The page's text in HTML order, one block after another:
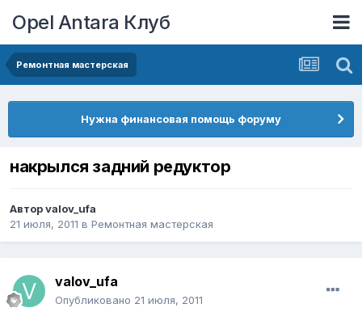
Opel Antara Клуб
Ремонтная мастерская
Нужна финансовая помощь форуму
накрылся задний редуктор
Авторvalov_ufa
21 июля, 2011 в Ремонтная мастерская
valov_ufa
Опубликовано 21 июля, 2011